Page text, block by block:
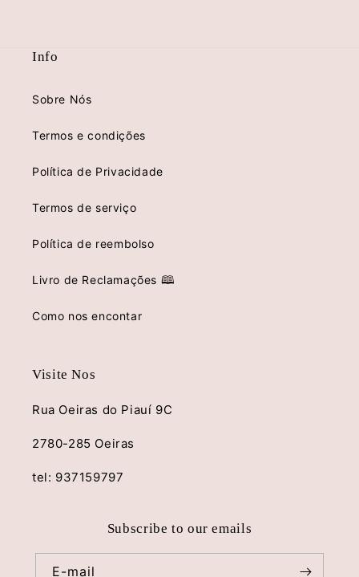
Info
Sobre Nós
Termos e condições
Política de Privacidade
Termos de serviço
Política de reembolso
Livro de Reclamações 🕮
Como nos encontar
Visite Nos
Rua Oeiras do Piauí 9C
2780-285 Oeiras
tel: 937159797
Subscribe to our emails
E-mail